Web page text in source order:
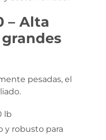
– Alta
pesadas, el
lb
y robusto para